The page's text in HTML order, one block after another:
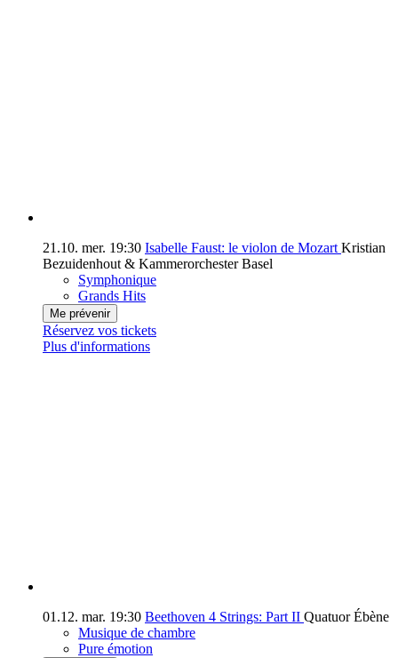
21.10. mer. 19:30 Isabelle Faust: le violon de Mozart Kristian
Bezuidenhout & Kammerorchester Basel
Symphonique
Grands Hits
Me prévenir
Réservez vos tickets
Plus d'informations
01.12. mar. 19:30 Beethoven 4 Strings: Part II Quatuor Ébène
Musique de chambre
Pure émotion